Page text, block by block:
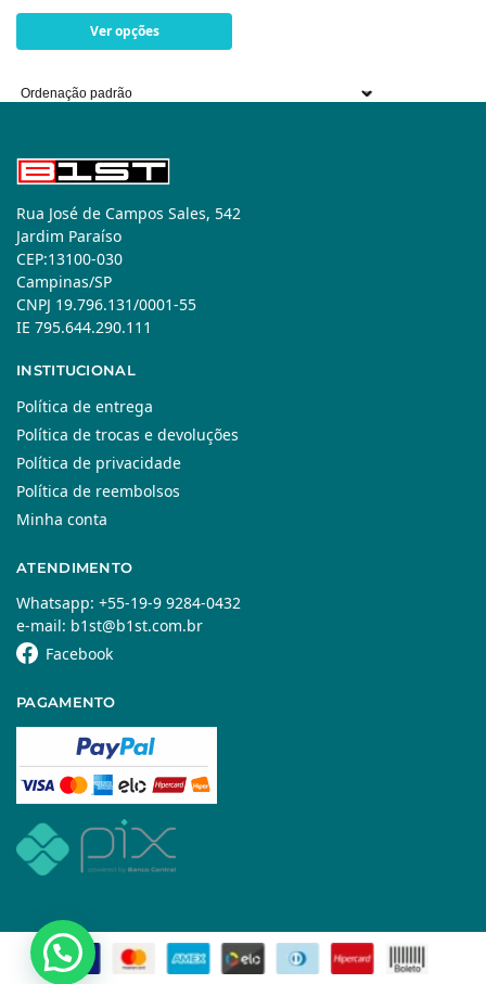
Ver opções
Rua José de Campos Sales, 542
Jardim Paraíso
CEP:13100-030
Campinas/SP
CNPJ 19.796.131/0001-55
IE 795.644.290.111
INSTITUCIONAL
Política de entrega
Política de trocas e devoluções
Política de privacidade
Política de reembolsos
Minha conta
ATENDIMENTO
Whatsapp: +55-19-9 9284-0432
e-mail: b1st@b1st.com.br
Facebook
PAGAMENTO